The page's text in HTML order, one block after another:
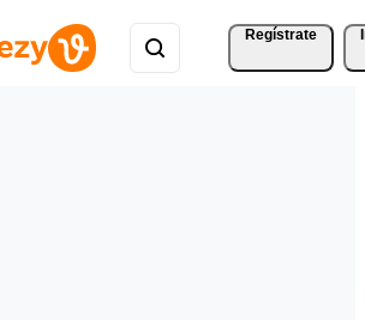
Regístrate